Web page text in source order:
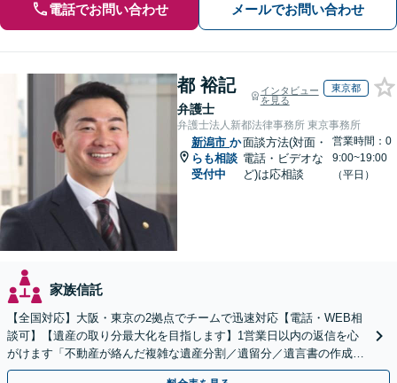
電話でお問い合わせ メールでお問い合わせ
都 裕記
弁護士
インタビュー
を見る
東京都
弁護士法人新都法律事務所 東京事務所
新潟市 か
らも相談
受付中
面談方法(対面・
電話・ビデオな
ど)は応相談
営業時間：0
9:00~19:00
（平日）
家族信託
【全国対応】大阪・東京の2拠点でチームで迅速対応【電話・WEB相
談可】【遺産の取り分最大化を目指します】1営業日以内の返信を心
がけます「不動産が絡んだ複雑な遺産分割／遺留分／遺言書の作成・
執行／事業承継など、お任せください」【休日相談あり】